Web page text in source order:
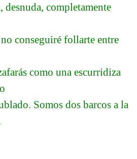
desnuda, completamente
conseguiré follarte entre
como una escurridiza
Somos dos barcos a la